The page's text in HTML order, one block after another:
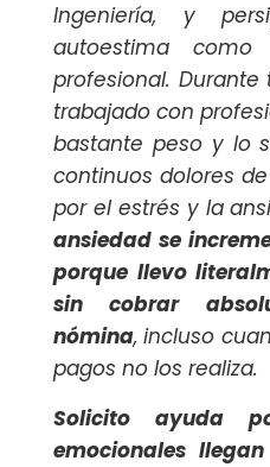
Ingeniería, y
autoestima
profesional.
trabajado con
bastante peso y lo
continuos dolores
por el estrés y la
ansiedad se
porque llevo
sin cobrar
nómina, incluso
pagos no los realiza.
Solicito ayuda
emocionales